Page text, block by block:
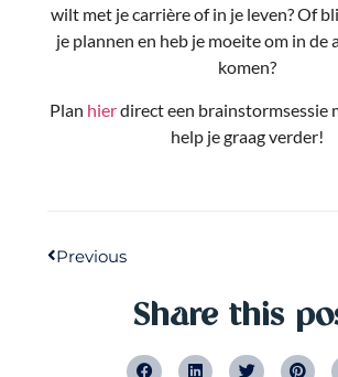
wilt met je carrière of in je leven? Of
je plannen en heb je moeite om in de
komen?
Plan hierdirect een brainstormsessie
help je graag verder!
Previous
Share this